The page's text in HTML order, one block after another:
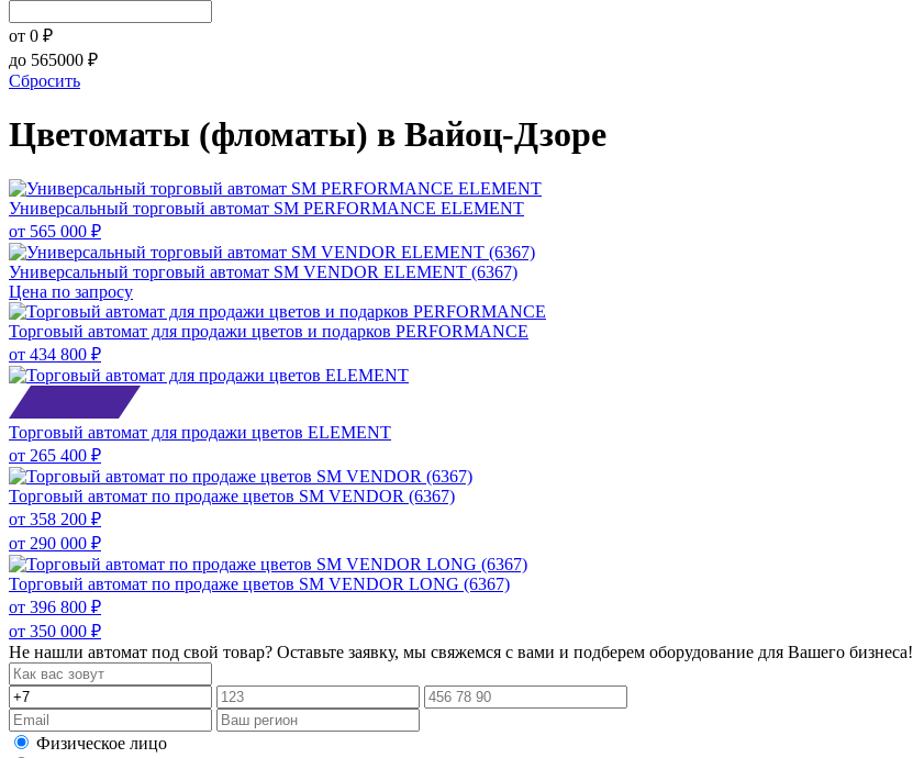
от 0 ₽
до 565000 ₽
Сбросить
Цветоматы (фломаты) в Вайоц-Дзоре
Универсальный торговый автомат SM PERFORMANCE ELEMENT
от 565 000 ₽
Универсальный торговый автомат SM VENDOR ELEMENT (6367)
Цена по запросу
Торговый автомат для продажи цветов и подарков PERFORMANCE
от 434 800 ₽
Торговый автомат для продажи цветов ELEMENT
от 265 400 ₽
Торговый автомат по продаже цветов SM VENDOR (6367)
от 358 200 ₽
от 290 000 ₽
Торговый автомат по продаже цветов SM VENDOR LONG (6367)
от 396 800 ₽
от 350 000 ₽
Не нашли автомат под свой товар? Оставьте заявку, мы свяжемся с вами и подберем оборудование для Вашего бизнеса!
Физическое лицо